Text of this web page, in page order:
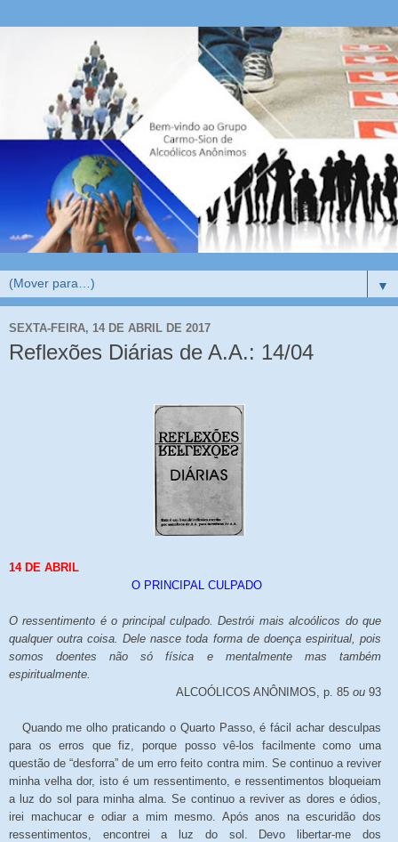
▼
SEXTA-FEIRA, 14 DE ABRIL DE 2017
Reflexões Diárias de A.A.: 14/04
14 DE ABRIL
O PRINCIPAL CULPADO
O ressentimento é o principal culpado. Destrói mais alcoólicos do que
qualquer outra coisa. Dele nasce toda forma de doença espiritual, pois
somos doentes não só física e mentalmente mas também
espiritualmente.
ALCOÓLICOS ANÔNIMOS, p. 85 ou93
Quando me olho praticando o Quarto Passo, é fácil achar desculpas
para os erros que fiz, porque posso vê-los facilmente como uma
questão de “desforra” de um erro feito contra mim. Se continuo a reviver
minha velha dor, isto é um ressentimento, e ressentimentos bloqueiam
a luz do sol para minha alma. Se continuo a reviver as dores e ódios,
irei machucar e odiar a mim mesmo. Após anos na escuridão dos
ressentimentos, encontrei a luz do sol. Devo libertar-me dos